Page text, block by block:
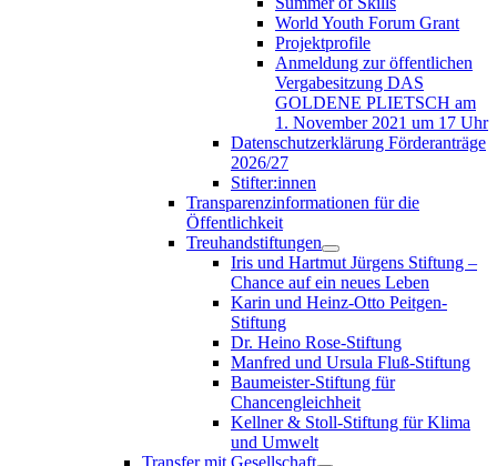
World Youth Forum Grant
Projektprofile
Anmeldung zur öffentlichen
Vergabesitzung DAS
GOLDENE PLIETSCH am
1. November 2021 um 17 Uhr
Datenschutzerklärung Förderanträge
2026/27
Stifter:innen
Transparenzinformationen für die
Öffentlichkeit
Treuhandstiftungen
Iris und Hartmut Jürgens Stiftung –
Chance auf ein neues Leben
Karin und Heinz-Otto Peitgen-
Stiftung
Dr. Heino Rose-Stiftung
Manfred und Ursula Fluß-Stiftung
Baumeister-Stiftung für
Chancengleichheit
Kellner & Stoll-Stiftung für Klima
und Umwelt
Transfer mit Gesellschaft